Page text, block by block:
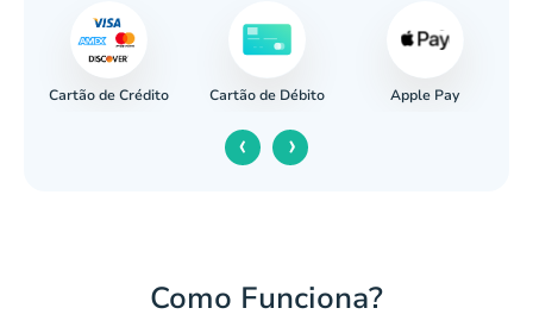
Cartão de Crédito Cartão de Débito Apple Pay
‹ ›
Como Funciona?